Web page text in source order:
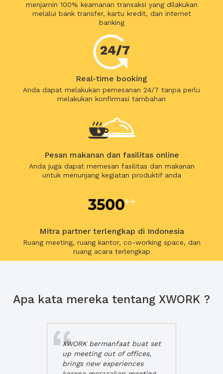
menjamin 100% keamanan transaksi yang dilakukan
melalui bank transfer, kartu kredit, dan internet
banking
Real-time booking
Anda dapat melakukan pemesanan 24/7 tanpa perlu
melakukan konfirmasi tambahan
Pesan makanan dan fasilitas online
Anda juga dapat memesan fasilitas dan makanan
untuk menunjang kegiatan produktif anda
Mitra partner terlengkap di Indonesia
Ruang meeting, ruang kantor, co-working space, dan
ruang acara terlengkap
Apa kata mereka tentang XWORK ?
XWORK bermanfaat buat set
up meeting out of offices,
brings new experiences